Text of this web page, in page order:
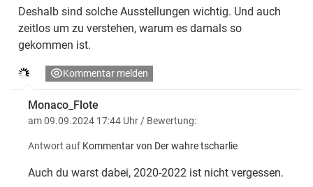
Deshalb sind solche Ausstellungen wichtig. Und auch
zeitlos um zu verstehen, warum es damals so
gekommen ist.
Kommentar melden
Monaco_Flote
am 09.09.2024 17:44 Uhr / Bewertung:
Antwort auf Kommentar von Der wahre tscharlie
Auch du warst dabei, 2020-2022 ist nicht vergessen.